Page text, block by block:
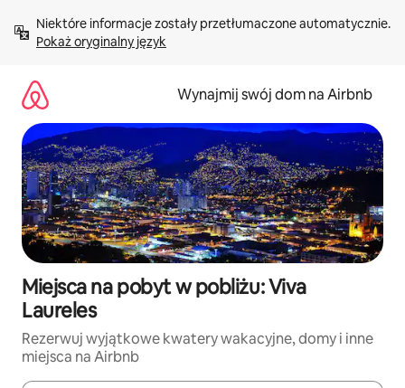
treści Pokaż oryginalny język
Wynajmij swój dom na Airbnb
Miejsca na pobyt w pobliżu: Viva
Laureles
Rezerwuj wyjątkowe kwatery wakacyjne, domy i inne
miejsca na Airbnb